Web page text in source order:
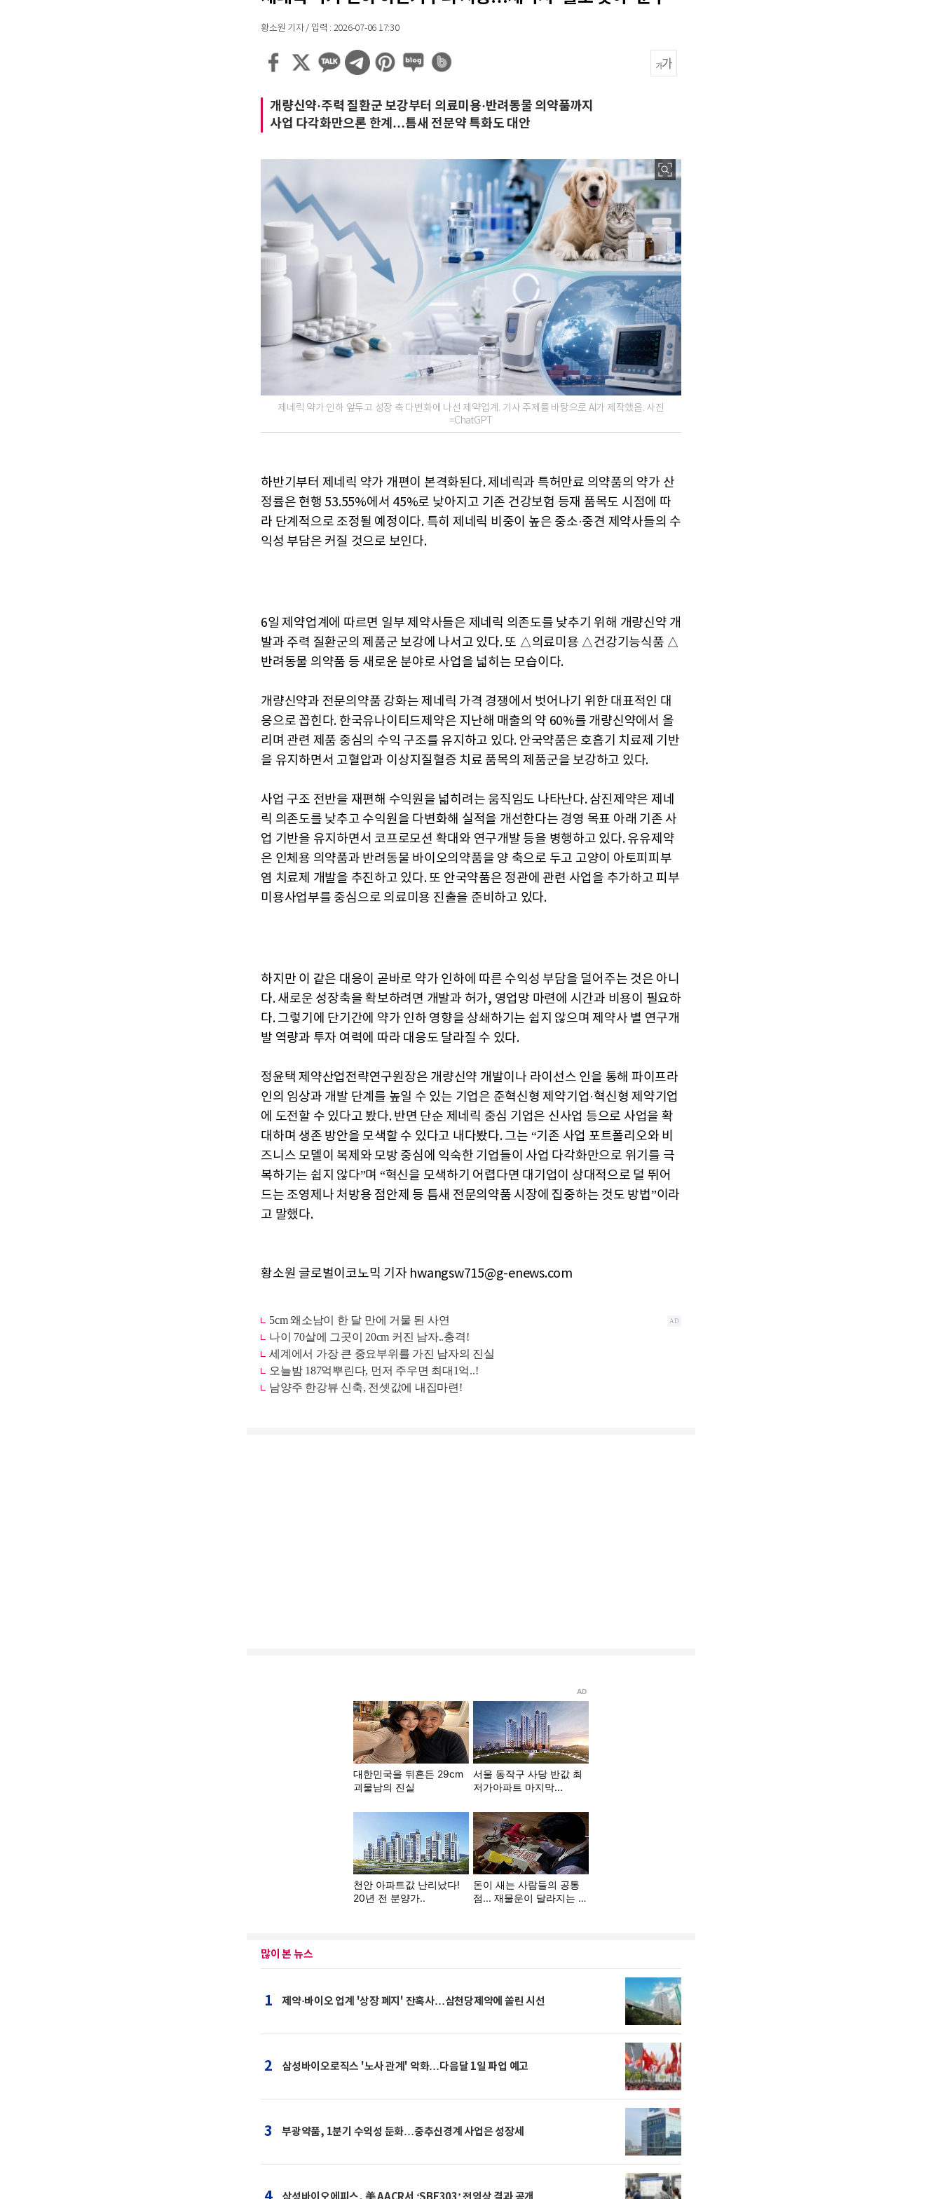
황소원 기자 / 입력 : 2026-07-06 17:30
개량신약·주력 질환군 보강부터 의료미용·반려동물 의약품까지
사업 다각화만으론 한계…틈새 전문약 특화도 대안
제네릭 약가 인하 앞두고 성장 축 다변화에 나선 제약업계. 기사 주제를 바탕으로 AI가 제작했음. 사진
=ChatGPT
하반기부터 제네릭 약가 개편이 본격화된다. 제네릭과 특허만료 의약품의 약가 산
정률은 현행 53.55%에서 45%로 낮아지고 기존 건강보험 등재 품목도 시점에 따
라 단계적으로 조정될 예정이다. 특히 제네릭 비중이 높은 중소·중견 제약사들의 수
익성 부담은 커질 것으로 보인다.
6일 제약업계에 따르면 일부 제약사들은 제네릭 의존도를 낮추기 위해 개량신약 개
발과 주력 질환군의 제품군 보강에 나서고 있다. 또 △의료미용 △건강기능식품 △
반려동물 의약품 등 새로운 분야로 사업을 넓히는 모습이다.
개량신약과 전문의약품 강화는 제네릭 가격 경쟁에서 벗어나기 위한 대표적인 대
응으로 꼽힌다. 한국유나이티드제약은 지난해 매출의 약 60%를 개량신약에서 올
리며 관련 제품 중심의 수익 구조를 유지하고 있다. 안국약품은 호흡기 치료제 기반
을 유지하면서 고혈압과 이상지질혈증 치료 품목의 제품군을 보강하고 있다.
사업 구조 전반을 재편해 수익원을 넓히려는 움직임도 나타난다. 삼진제약은 제네
릭 의존도를 낮추고 수익원을 다변화해 실적을 개선한다는 경영 목표 아래 기존 사
업 기반을 유지하면서 코프로모션 확대와 연구개발 등을 병행하고 있다. 유유제약
은 인체용 의약품과 반려동물 바이오의약품을 양 축으로 두고 고양이 아토피피부
염 치료제 개발을 추진하고 있다. 또 안국약품은 정관에 관련 사업을 추가하고 피부
미용사업부를 중심으로 의료미용 진출을 준비하고 있다.
하지만 이 같은 대응이 곧바로 약가 인하에 따른 수익성 부담을 덜어주는 것은 아니
다. 새로운 성장축을 확보하려면 개발과 허가, 영업망 마련에 시간과 비용이 필요하
다. 그렇기에 단기간에 약가 인하 영향을 상쇄하기는 쉽지 않으며 제약사 별 연구개
발 역량과 투자 여력에 따라 대응도 달라질 수 있다.
정윤택 제약산업전략연구원장은 개량신약 개발이나 라이선스 인을 통해 파이프라
인의 임상과 개발 단계를 높일 수 있는 기업은 준혁신형 제약기업·혁신형 제약기업
에 도전할 수 있다고 봤다. 반면 단순 제네릭 중심 기업은 신사업 등으로 사업을 확
대하며 생존 방안을 모색할 수 있다고 내다봤다. 그는 “기존 사업 포트폴리오와 비
즈니스 모델이 복제와 모방 중심에 익숙한 기업들이 사업 다각화만으로 위기를 극
복하기는 쉽지 않다”며 “혁신을 모색하기 어렵다면 대기업이 상대적으로 덜 뛰어
드는 조영제나 처방용 점안제 등 틈새 전문의약품 시장에 집중하는 것도 방법”이라
고 말했다.
황소원 글로벌이코노믹 기자 hwangsw715@g-enews.com
많이 본 뉴스
1 제약·바이오 업계 '상장 폐지' 잔혹사…삼천당제약에 쏠린 시선
2 삼성바이오로직스 '노사 관계' 악화…다음달 1일 파업 예고
3 부광약품, 1분기 수익성 둔화…중추신경계 사업은 성장세